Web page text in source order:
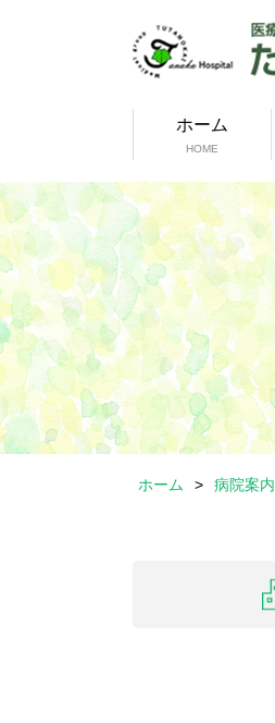
ホーム
HOME
ホーム > 病院案内